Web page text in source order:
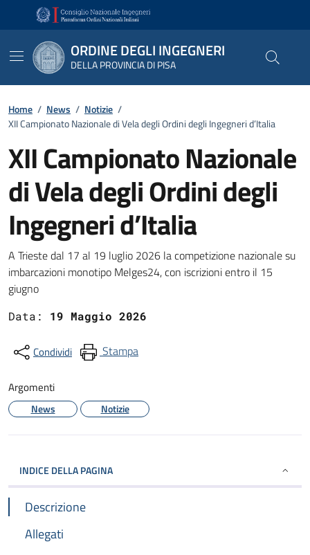
Vai ai contenuti
Vai al footer
ORDINE DEGLI INGEGNERI
DELLA PROVINCIA DI PISA
Home / News / Notizie /
XII Campionato Nazionale di Vela degli Ordini degli Ingegneri d’Italia
XII Campionato Nazionale
di Vela degli Ordini degli
Ingegneri d’Italia
Dettagli
A Trieste dal 17 al 19 luglio 2026 la competizione nazionale su
imbarcazioni monotipo Melges24, con iscrizioni entro il 15
giugno
Data: 19 Maggio 2026
Condividi Stampa
Argomenti
News Notizie
INDICE DELLA PAGINA
Descrizione
Allegati